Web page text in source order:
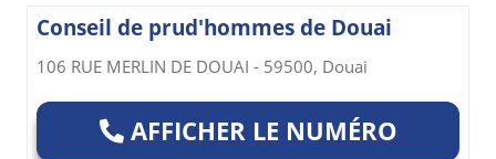
Conseil de prud'hommes de Douai
106 RUE MERLIN DE DOUAI - 59500, Douai
AFFICHER LE NUMÉRO